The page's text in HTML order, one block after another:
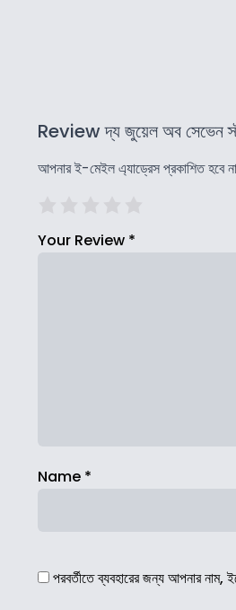
Review দ্য জুয়েল অব সেভেন
আপনার ই-মেইল এ্যাড্রেস প্রকাশিত হবে
Your Review *
Name *
পরবর্তীতে ব্যবহারের জন্য আপনার নাম,